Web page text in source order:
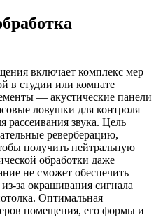
включает комплекс мер
в студии или комнате
— акустические панели
ловушки для контроля
рассеивания звука. Цель
реверберацию,
получить нейтральную
обработки даже
не сможет обеспечить
за окрашивания сигнала
Оптимальная
помещения, его формы и